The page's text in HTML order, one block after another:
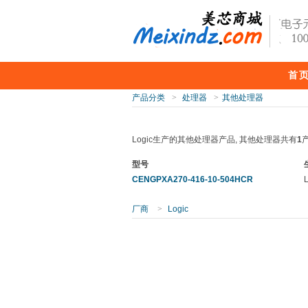
首
产品分类 > 处理器 > 其他处理器
Logic生产的其他处理器产品, 其他处理器共有1
型号
CENGPXA270-416-10-504HCR
厂商 > Logic